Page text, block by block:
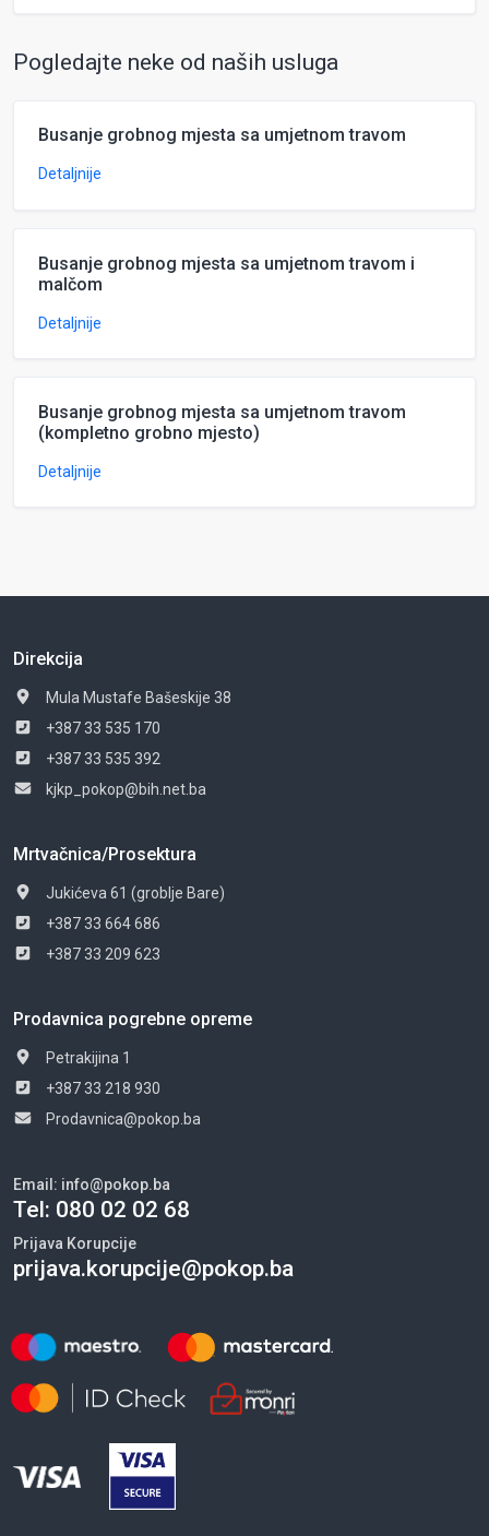
Pogledajte neke od naših usluga
Busanje grobnog mjesta sa umjetnom travom
Detaljnije
Busanje grobnog mjesta sa umjetnom travom i
malčom
Detaljnije
Busanje grobnog mjesta sa umjetnom travom
(kompletno grobno mjesto)
Detaljnije
Direkcija
Mula Mustafe Bašeskije 38
+387 33 535 170
+387 33 535 392
kjkp_pokop@bih.net.ba
Mrtvačnica/Prosektura
Jukićeva 61 (groblje Bare)
+387 33 664 686
+387 33 209 623
Prodavnica pogrebne opreme
Petrakijina 1
+387 33 218 930
Prodavnica@pokop.ba
Email: info@pokop.ba
Tel: 080 02 02 68
Prijava Korupcije
prijava.korupcije@pokop.ba